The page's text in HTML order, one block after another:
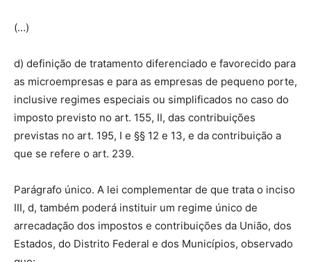
(…)
d) definição de tratamento diferenciado e favorecido para
as microempresas e para as empresas de pequeno porte,
inclusive regimes especiais ou simplificados no caso do
imposto previsto no art. 155, II, das contribuições
previstas no art. 195, I e §§ 12 e 13, e da contribuição a
que se refere o art. 239.
Parágrafo único. A lei complementar de que trata o inciso
III, d, também poderá instituir um regime único de
arrecadação dos impostos e contribuições da União, dos
Estados, do Distrito Federal e dos Municípios, observado